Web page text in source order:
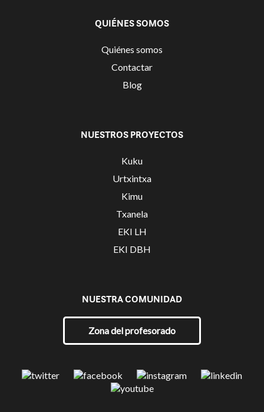
QUIÉNES SOMOS
Quiénes somos
Contactar
Blog
NUESTROS PROYECTOS
Kuku
Urtxintxa
Kimu
Txanela
EKI LH
EKI DBH
NUESTRA COMUNIDAD
Zona del profesorado